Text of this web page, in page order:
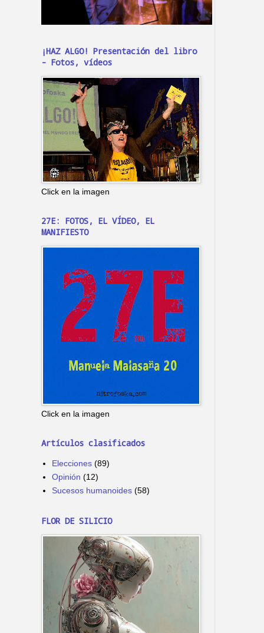
¡HAZ ALGO! Presentación del libro
- Fotos, vídeos
Click en la imagen
27E: FOTOS, EL VÍDEO, EL
MANIFIESTO
Click en la imagen
Artículos clasificados
Elecciones (89)
Opinión (12)
Sucesos humanoides (58)
FLOR DE SILICIO